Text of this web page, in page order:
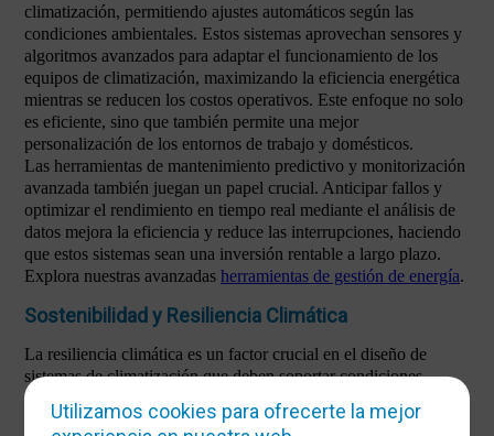
climatización, permitiendo ajustes automáticos según las
condiciones ambientales. Estos sistemas aprovechan sensores y
algoritmos avanzados para adaptar el funcionamiento de los
equipos de climatización, maximizando la eficiencia energética
mientras se reducen los costos operativos. Este enfoque no solo
es eficiente, sino que también permite una mejor
personalización de los entornos de trabajo y domésticos.
Las herramientas de mantenimiento predictivo y monitorización
avanzada también juegan un papel crucial. Anticipar fallos y
optimizar el rendimiento en tiempo real mediante el análisis de
datos mejora la eficiencia y reduce las interrupciones, haciendo
que estos sistemas sean una inversión rentable a largo plazo.
Explora nuestras avanzadas herramientas de gestión de energía.
Sostenibilidad y Resiliencia Climática
La resiliencia climática es un factor crucial en el diseño de
sistemas de climatización que deben soportar condiciones
extremas. Las olas de calor más frecuentes y prolongadas
exigen equipos robustos que puedan operar eficientemente bajo
Utilizamos cookies para ofrecerte la mejor